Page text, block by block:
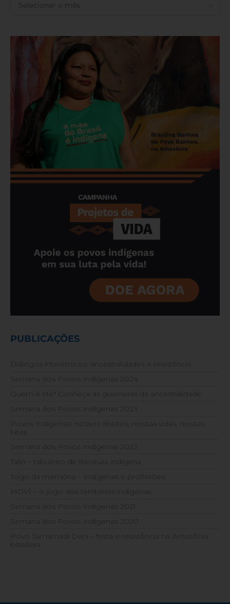
PUBLICAÇÕES
Diálogos interétnicos: ancestralidades e resistência
Semana dos Povos Indígenas 2024
Quem é ela? Conheça as guerreiras da ancestralidade
Semana dos Povos Indígenas 2023
Povos Indígenas: nossos direitos, nossas vidas, nossas
lutas
Semana dos Povos Indígenas 2022
Talin – tabuleiro de literatura indígena
Jogo da memória – Indígenas e profissões
MOVÍ – o jogo dos territórios indígenas
Semana dos Povos Indígenas 2021
Semana dos Povos Indígenas 2020
Povo Jamamadi Deni – festa e resistência na Amazônia
brasileira